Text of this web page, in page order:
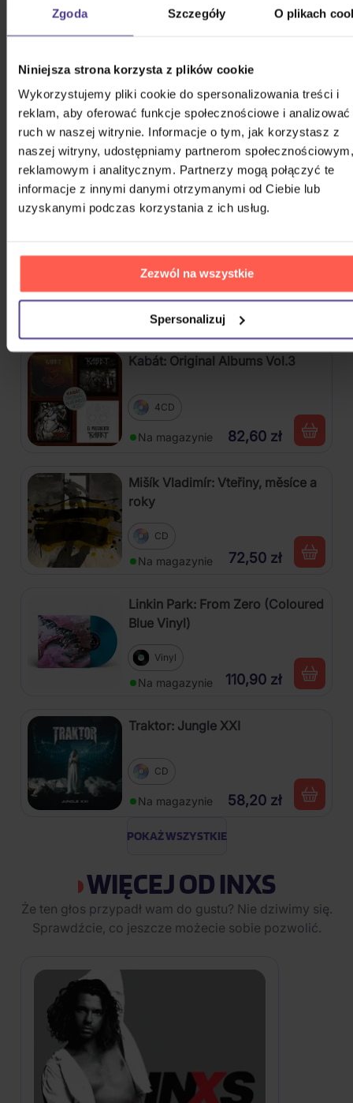
Zgoda Szczegóły O plikach
Niniejsza strona korzysta z plików cookie
Wykorzystujemy pliki cookie do spersonalizowania treści i
reklam, aby oferować funkcje społecznościowe i analizować
ruch w naszej witrynie. Informacje o tym, jak korzystasz z
naszej witryny, udostępniamy partnerom społecznościowym,
reklamowym i analitycznym. Partnerzy mogą połączyć te
informacje z innymi danymi otrzymanymi od Ciebie lub
uzyskanymi podczas korzystania z ich usług.
Zezwól na wszystkie
Spersonalizuj
100 Gecs
1349
16 Horsepower
POKAŻ WSZYSTKIE
ROCK 2020 - 2026
2025) Part 2
CD
Na magazynie 54,40 zł
Kabát: Original Albums Vol.3
4CD
Na magazynie 82,60 zł
Mišík Vladimír: Vteřiny, měsíce a
roky
CD
Na magazynie 72,50 zł
Linkin Park: From Zero (Coloured
Blue Vinyl)
Vinyl
Na magazynie 110,90 zł
Traktor: Jungle XXI
CD
Na magazynie 58,20 zł
POKAŻ WSZYSTKIE
WIĘCEJ OD INXS
Że ten głos przypadł wam do gustu? Nie dziwimy się.
Sprawdźcie, co jeszcze możecie sobie pozwolić.